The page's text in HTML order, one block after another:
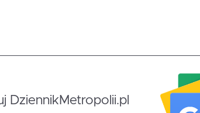
DziennikMetropolii.pl